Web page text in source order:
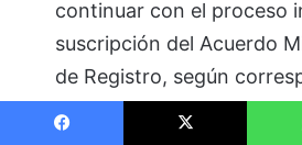
continuar con el proceso
suscripción del Acuerdo
de Registro, según
DISPOSICIONES GENERALES